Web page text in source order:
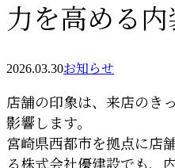
力を高める内
2026.03.30お知らせ
店舗の印象は、来店のき
影響します。
宮崎県西都市を拠点に店